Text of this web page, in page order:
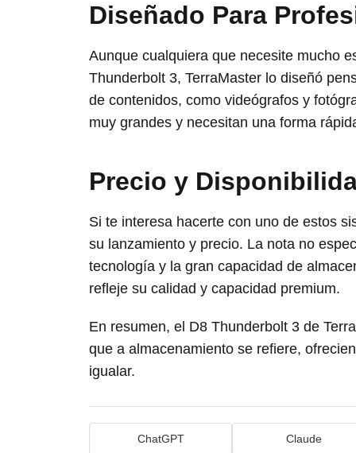
Diseñado Para
Aunque cualquiera que necesite mucho
Thunderbolt 3, TerraMaster lo diseñó
de contenidos, como videógrafos y
muy grandes y necesitan una forma
Precio y
Si te interesa hacerte con uno de estos
su lanzamiento y precio. La nota no
tecnología y la gran capacidad de
refleje su calidad y capacidad premium.
En resumen, el D8 Thunderbolt 3 de
que a almacenamiento se refiere,
igualar.
ChatGPT Claude